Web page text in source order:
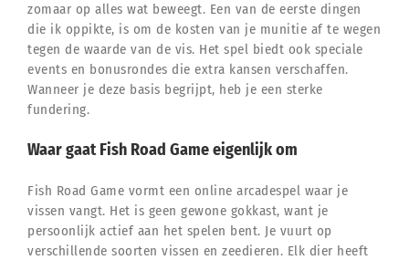
zomaar op alles wat beweegt. Een van de eerste dingen
die ik oppikte, is om de kosten van je munitie af te wegen
tegen de waarde van de vis. Het spel biedt ook speciale
events en bonusrondes die extra kansen verschaffen.
Wanneer je deze basis begrijpt, heb je een sterke
fundering.
Waar gaat Fish Road Game eigenlijk om
Fish Road Game vormt een online arcadespel waar je
vissen vangt. Het is geen gewone gokkast, want je
persoonlijk actief aan het spelen bent. Je vuurt op
verschillende soorten vissen en zeedieren. Elk dier heeft